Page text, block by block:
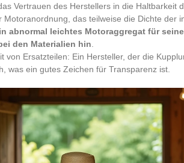
Vertrauen des Herstellers in die Haltbarkeit
Motoranordnung, das teilweise die Dichte der
abnormal leichtes Motoraggregat für
den Materialien hin
von Ersatzteilen: Ein Hersteller, der die
was ein gutes Zeichen für Transparenz ist.